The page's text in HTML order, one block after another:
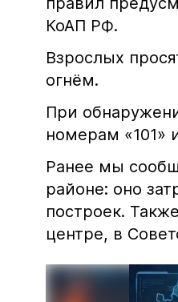
КоАП РФ.
Взрослых
огнём.
При
номерам «101»
Ранее мы
районе: оно
построек.
центре, в